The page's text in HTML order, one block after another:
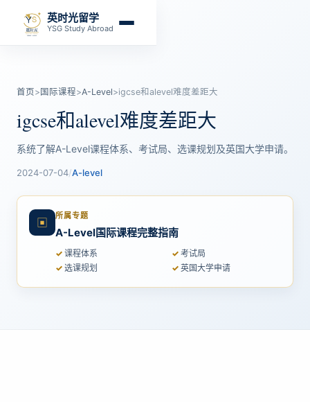
英时光留学
YSG Study Abroad
首页> 国际课程>A-Level>igcse和alevel难度差距大
igcse和alevel难度差距大
系统了解A-Level课程体系、考试局、选课规划及英国大学申请。
2024-07-04/A-level
▣ 所属专题
A-Level国际课程完整指南
课程体系
考试局
选课规划
英国大学申请